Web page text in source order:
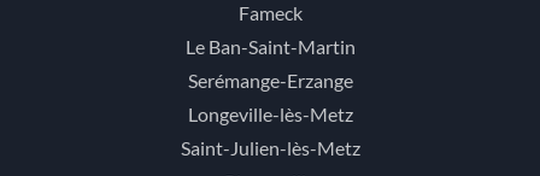
Fameck
Le Ban-Saint-Martin
Serémange-Erzange
Longeville-lès-Metz
Saint-Julien-lès-Metz